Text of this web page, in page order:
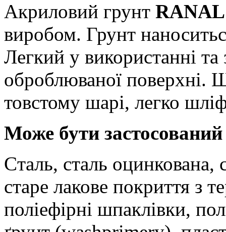
Акриловий грунт
виробом. Грунт
Легкий у використанні та
оброблюваної поверхні.
товстому шарі, легко
Може бути
Cталь, сталь
старе лакове покриття з
поліефірні шпаклівки,